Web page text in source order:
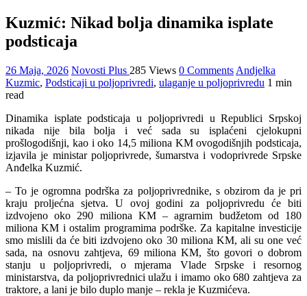
Kuzmić: Nikad bolja dinamika isplate
podsticaja
26 Maja, 2026 Novosti Plus 285 Views 0 Comments Andjelka
Kuzmic, Podsticaji u poljoprivredi, ulaganje u poljoprivredu 1 min
read
Dinamika isplate podsticaja u poljoprivredi u Republici Srpskoj
nikada nije bila bolja i već sada su isplaćeni cjelokupni
prošlogodišnji, kao i oko 14,5 miliona KM ovogodišnjih podsticaja,
izjavila je ministar poljoprivrede, šumarstva i vodoprivrede Srpske
Anđelka Kuzmić.
– To je ogromna podrška za poljoprivrednike, s obzirom da je pri
kraju proljećna sjetva. U ovoj godini za poljoprivredu će biti
izdvojeno oko 290 miliona KM – agrarnim budžetom od 180
miliona KM i ostalim programima podrške. Za kapitalne investicije
smo mislili da će biti izdvojeno oko 30 miliona KM, ali su one već
sada, na osnovu zahtjeva, 69 miliona KM, što govori o dobrom
stanju u poljoprivredi, o mjerama Vlade Srpske i resornog
ministarstva, da poljoprivrednici ulažu i imamo oko 680 zahtjeva za
traktore, a lani je bilo duplo manje – rekla je Kuzmićeva.